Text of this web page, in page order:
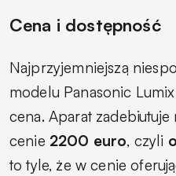
Cena i dostępność
Najprzyjemniejszą
modelu Panasonic
cena. Aparat
cenie 2200 euro, czyli
to tyle, że w cenie